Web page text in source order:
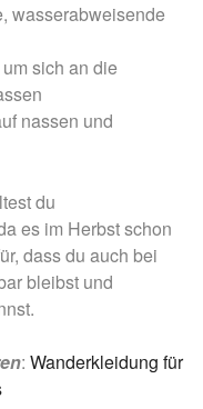
wasserabweisende
sich an die
nassen und
du
es im Herbst schon
dass du auch bei
bleibst und
: Wanderkleidung für